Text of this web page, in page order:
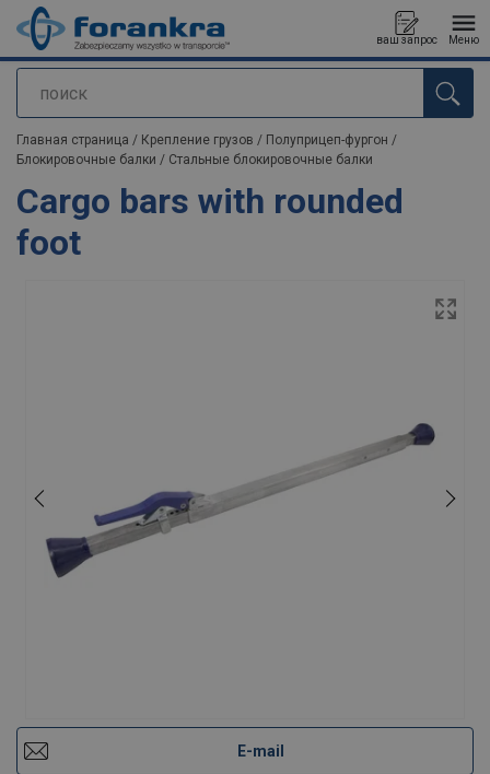
поиск
ваш запрос Меню
Продукт добавлен в ваш запрос
Главная страница / Крепление грузов / Полуприцеп-фургон /
Блокировочные балки / Стальные блокировочные балки
Cargo bars with rounded
foot
E-mail